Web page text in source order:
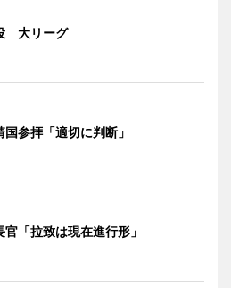
大リーグ
参拝「適切に判断」
「拉致は現在進行形」